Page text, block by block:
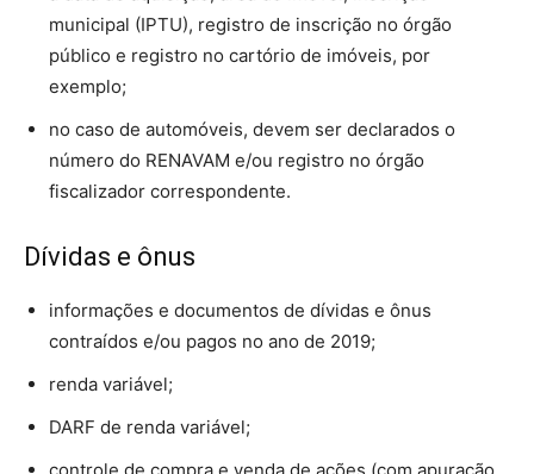
municipal (IPTU), registro de inscrição no órgão
público e registro no cartório de imóveis, por
exemplo;
no caso de automóveis, devem ser declarados o
número do RENAVAM e/ou registro no órgão
fiscalizador correspondente.
Dívidas e ônus
informações e documentos de dívidas e ônus
contraídos e/ou pagos no ano de 2019;
renda variável;
DARF de renda variável;